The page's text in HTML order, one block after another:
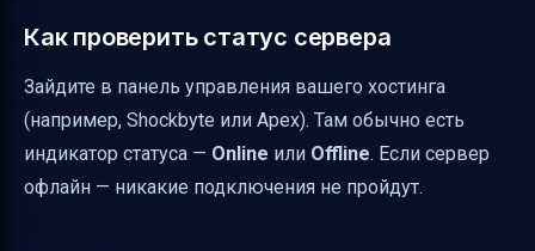
Как проверить статус сервера
Зайдите в панель управления вашего хостинга
(например, Shockbyte или Apex). Там обычно есть
индикатор статуса — Online или Offline. Если сервер
офлайн — никакие подключения не пройдут.